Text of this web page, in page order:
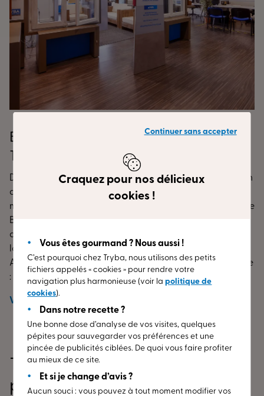
Bienvenue dans votre Espace Conseil
Débutez votre désir de remplacement ou de modification
de vos menuiseries (fenêtres, porte d’entrée, volets) dès
maintenant. Rendez-vous dans l’Espace Conseil TRYBA de
BONNE (74) !
accueillir dans notre magasin TRYBA de BONNE (74)
localisé dans le département de Haute-Savoie, en région
Auvergne-Rhône-Alpes. Venez découvrir nos gammes de
:
fenêtresen PVC, aluminium ou bois ;
portes d’entrée en PVC, aluminium ou bois ;
voletsen PVC, aluminium ou bois.
Nos menuiseries adaptées à
d’habitations bénéficient d’isolation
dans le domaine et protègent les performances dans le
Voir
TRYBA Bonne (74) : Ce qu’ils
pensent de nous
Continuer sans accepter
Craquez pour nos délicieux
cookies !
Vous êtes gourmand ? Nous aussi !
C’est pourquoi chez Tryba, nous utilisons des petits
fichiers appelés « cookies » pour rendre votre
navigation plus harmonieuse (voir lapolitique de
cookies).
Dans notre recette ?
Une bonne dose d’analyse de vos visites, quelques
pépites pour sauvegarder vos préférences et une
pincée de publicités ciblées. De quoi vous faire profiter
au mieux de ce site.
Et si je change d’avis ?
Aucun souci : vous pouvez à tout moment modifier vos